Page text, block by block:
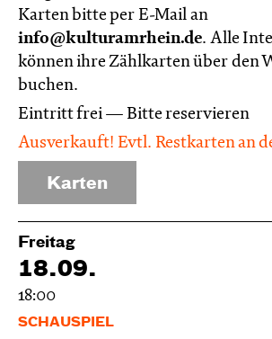
Karten bitte per E-Mail an
info@kulturamrhein.de. Alle
können ihre Zählkarten über den
buchen.
Eintritt frei — Bitte reservieren
Ausverkauft! Evtl. Restkarten an
Karten
Freitag
18.09.
18:00
SCHAUSPIEL